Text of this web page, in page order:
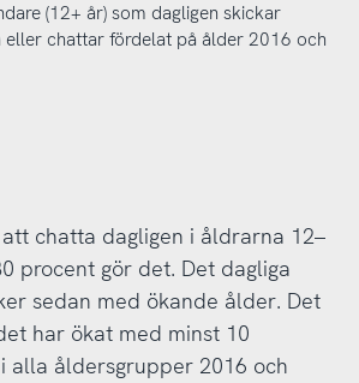
(12+ år) som dagligen skickar
eller chattar fördelat på ålder 2016 och
chatta dagligen i åldrarna 12–
procent gör det. Det dagliga
sedan med ökande ålder. Det
har ökat med minst 10
alla åldersgrupper 2016 och